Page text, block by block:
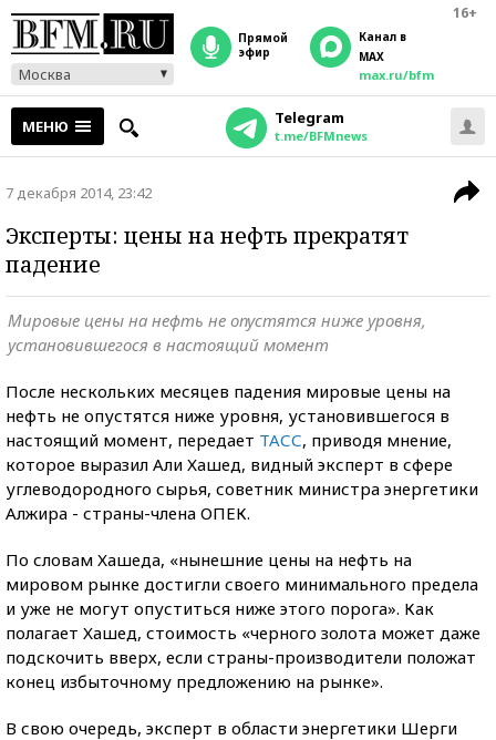
16+
Москва
прямой
эфир
Канал в
MAX
max.ru/bfm
МЕНЮ Telegram
t.me/BFMnews
7 декабря 2014, 23:42
Эксперты: цены на нефть прекратят
падение
Мировые цены на нефть не опустятся ниже уровня,
установившегося в настоящий момент
После нескольких месяцев падения мировые цены на
нефть не опустятся ниже уровня, установившегося в
настоящий момент, передает ТАСС, приводя мнение,
которое выразил Али Хашед, видный эксперт в сфере
углеводородного сырья, советник министра энергетики
Алжира - страны-члена ОПЕК.
По словам Хашеда, «нынешние цены на нефть на
мировом рынке достигли своего минимального предела
и уже не могут опуститься ниже этого порога». Как
полагает Хашед, стоимость «черного золота может даже
подскочить вверх, если страны-производители положат
конец избыточному предложению на рынке».
В свою очередь, эксперт в области энергетики Шерги